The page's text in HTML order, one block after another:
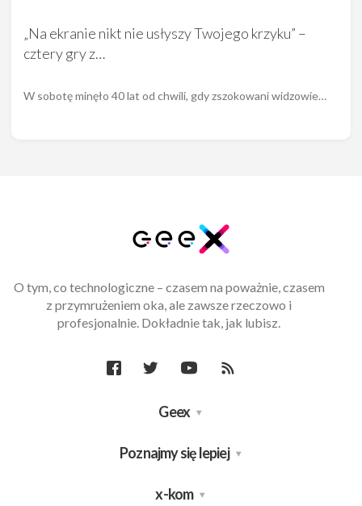
„Na ekranie nikt nie usłyszy Twojego krzyku” –
cztery gry z…
W sobotę minęło 40 lat od chwili, gdy zszokowani widzowie…
O tym, co technologiczne – czasem na poważnie, czasem
z przymrużeniem oka, ale zawsze rzeczowo i
profesjonalnie. Dokładnie tak, jak lubisz.
Geex
Poznajmy się lepiej
x-kom